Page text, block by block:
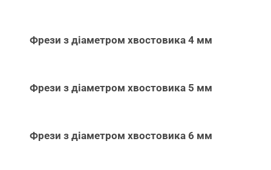
Фрези з діаметром хвостовика 4 мм
Фрези з діаметром хвостовика 5 мм
Фрези з діаметром хвостовика 6 мм